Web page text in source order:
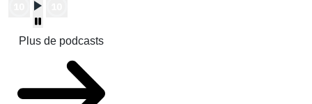
Plus de podcasts